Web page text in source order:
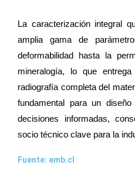
La caracterización integral
amplia gama de
deformabilidad hasta la
mineralogía, lo que
radiografía completa del
fundamental para un
decisiones informadas,
socio técnico clave para la
Fuente: emb.cl